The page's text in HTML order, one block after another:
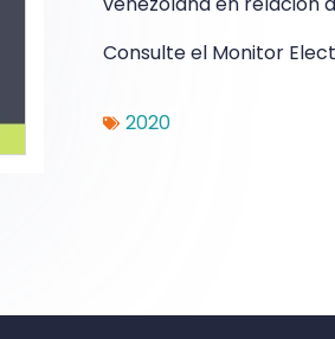
Consulte el Monitor
2020